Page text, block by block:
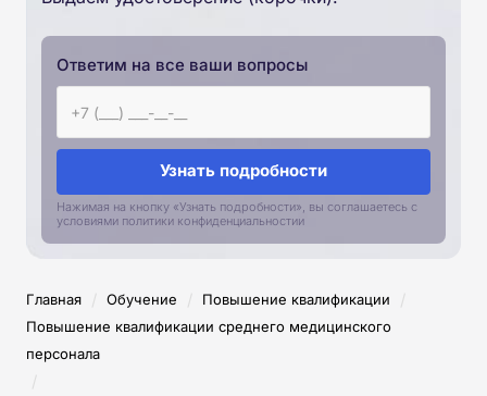
Ответим на все ваши вопросы
Узнать подробности
Нажимая на кнопку «Узнать подробности», вы соглашаетесь с
условиями политики конфиденциальностии
Главная / Обучение / Повышение квалификации /
Повышение квалификации среднего медицинского
персонала
/